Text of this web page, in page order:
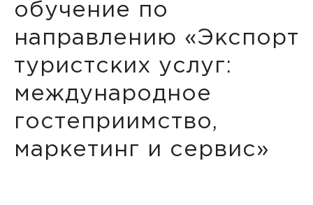
обучение по
направлению «Экспорт
туристских услуг:
международное
гостеприимство,
маркетинг и сервис»